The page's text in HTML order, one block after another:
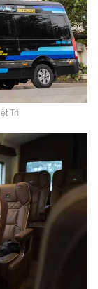
Trì